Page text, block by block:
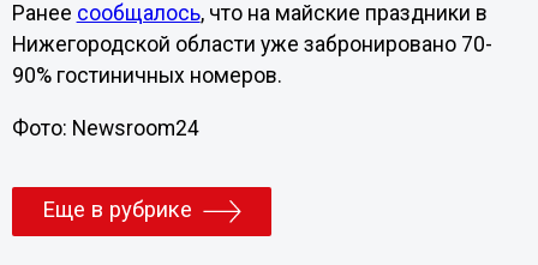
Ранее сообщалось, что на майские праздники в
Нижегородской области уже забронировано 70-
90% гостиничных номеров.
Фото: Newsroom24
Еще в рубрике